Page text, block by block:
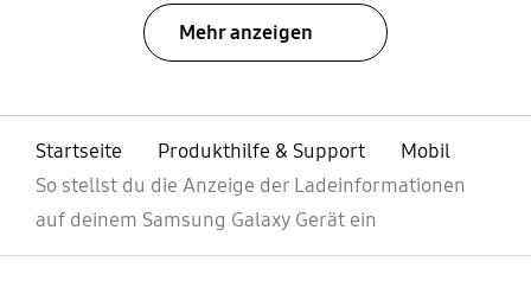
Mehr anzeigen
Startseite Produkthilfe & Support
Mobil
So stellst du die Anzeige der Ladeinformationen
auf deinem Samsung Galaxy Gerät ein